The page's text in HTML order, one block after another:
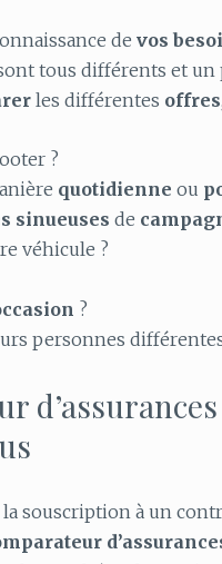
de vos
tous différents et
les différentes offres
?
quotidienne ou
sinueuses de
véhicule ?
?
personnes
souscription à un